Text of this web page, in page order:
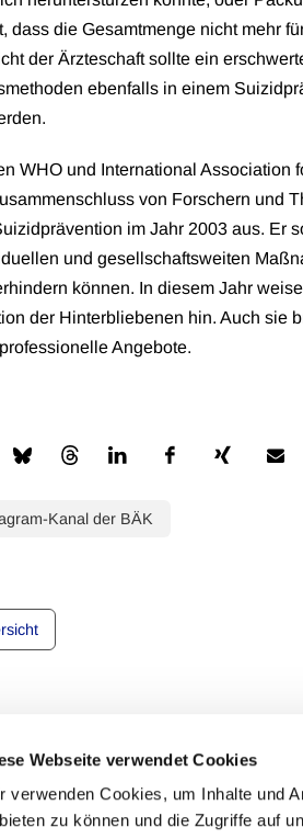
Webseite verwendet Cookies
verwenden Cookies, um Inhalte und
zu können und die Zugriffe auf
dass die Gesamtmenge nicht mehr
der Ärzteschaft sollte ein
ebenfalls in einem
WHO und International Association
von Forschern und
im Jahr 2003 aus. Er
und gesellschaftsweiten
können. In diesem Jahr
der Hinterbliebenen hin. Auch sie
Angebote.
Kanal der BÄK